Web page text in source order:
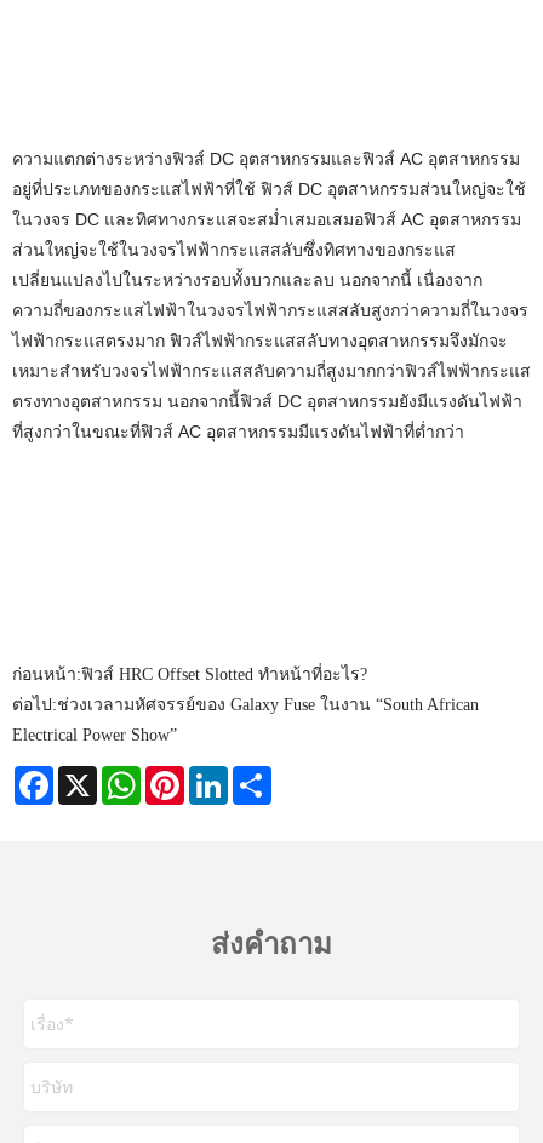
ความแตกต่างระหว่างฟิวส์ DC อุตสาหกรรมและฟิวส์ AC อุตสาหกรรม
อยู่ที่ประเภทของกระแสไฟฟ้าที่ใช้ ฟิวส์ DC อุตสาหกรรมส่วนใหญ่จะใช้
ในวงจร DC และทิศทางกระแสจะสม่ำเสมอเสมอฟิวส์ AC อุตสาหกรรม
ส่วนใหญ่จะใช้ในวงจรไฟฟ้ากระแสสลับซึ่งทิศทางของกระแส
เปลี่ยนแปลงไปในระหว่างรอบทั้งบวกและลบ นอกจากนี้ เนื่องจาก
ความถี่ของกระแสไฟฟ้าในวงจรไฟฟ้ากระแสสลับสูงกว่าความถี่ในวงจร
ไฟฟ้ากระแสตรงมาก ฟิวส์ไฟฟ้ากระแสสลับทางอุตสาหกรรมจึงมักจะ
เหมาะสำหรับวงจรไฟฟ้ากระแสสลับความถี่สูงมากกว่าฟิวส์ไฟฟ้ากระแส
ตรงทางอุตสาหกรรม นอกจากนี้ฟิวส์ DC อุตสาหกรรมยังมีแรงดันไฟฟ้า
ที่สูงกว่าในขณะที่ฟิวส์ AC อุตสาหกรรมมีแรงดันไฟฟ้าที่ต่ำกว่า
ก่อนหน้า:ฟิวส์ HRC Offset Slotted ทำหน้าที่อะไร?
ต่อไป:ช่วงเวลามหัศจรรย์ของ Galaxy Fuse ในงาน “South African
Electrical Power Show”
Facebook
X WhatsAppPinterestLinkedIn
ส่งคำถาม